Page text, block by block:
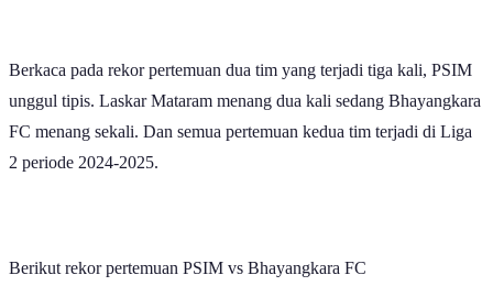
Berkaca pada rekor pertemuan dua tim yang terjadi tiga kali, PSIM
unggul tipis. Laskar Mataram menang dua kali sedang Bhayangkara
FC menang sekali. Dan semua pertemuan kedua tim terjadi di Liga
2 periode 2024-2025.
Berikut rekor pertemuan PSIM vs Bhayangkara FC